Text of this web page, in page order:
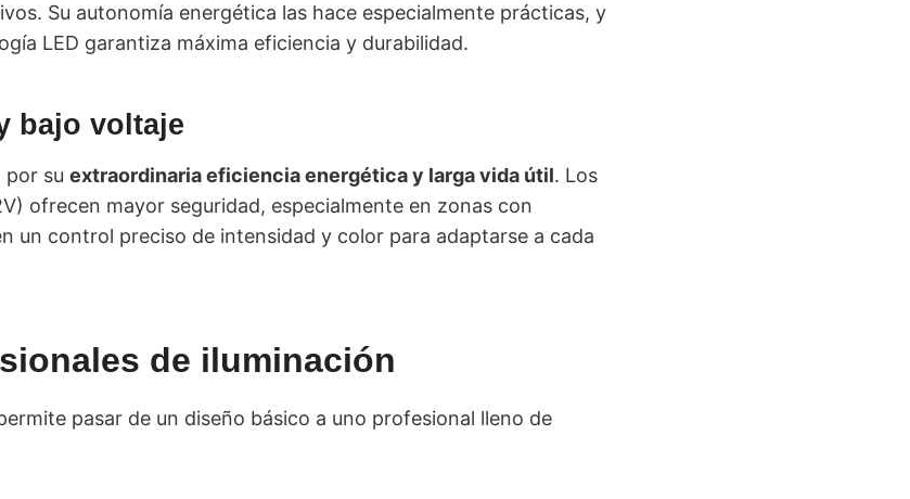
Su autonomía energética las hace especialmente prácticas, y
LED garantiza máxima eficiencia y durabilidad.
bajo voltaje
por su extraordinaria eficiencia energética y larga vida útil. Los
ofrecen mayor seguridad, especialmente en zonas con
un control preciso de intensidad y color para adaptarse a cada
de iluminación
pasar de un diseño básico a uno profesional lleno de